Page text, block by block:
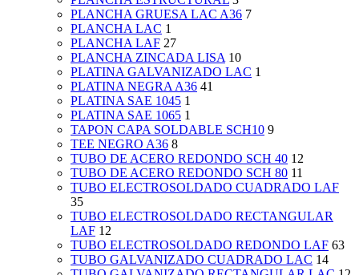
PLANCHA GRUESA LAC A36 7
PLANCHA LAC 1
PLANCHA LAF 27
PLANCHA ZINCADA LISA 10
PLATINA GALVANIZADO LAC 1
PLATINA NEGRA A36 41
PLATINA SAE 1045 1
PLATINA SAE 1065 1
TAPON CAPA SOLDABLE SCH10 9
TEE NEGRO A36 8
TUBO DE ACERO REDONDO SCH 40 12
TUBO DE ACERO REDONDO SCH 80 11
TUBO ELECTROSOLDADO CUADRADO LAF
35
TUBO ELECTROSOLDADO RECTANGULAR
LAF 12
TUBO ELECTROSOLDADO REDONDO LAF 63
TUBO GALVANIZADO CUADRADO LAC 14